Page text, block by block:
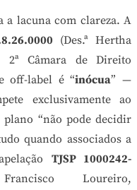
a lacuna com clareza. A
(Des.ª Hertha
2ª Câmara de Direito
off-label é “inócua” —
exclusivamente ao
“não pode decidir
quando associados a
TJSP 1000242-
Loureiro,